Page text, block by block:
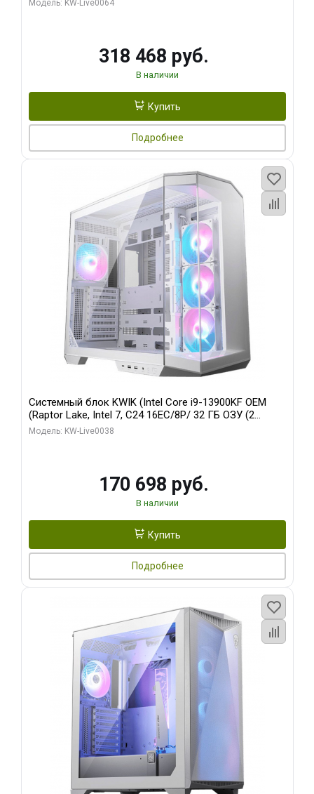
Модель: KW-Live0064
318 468 руб.
В наличии
Купить
Подробнее
Системный блок KWIK (Intel Core i9-13900KF OEM
(Raptor Lake, Intel 7, C24 16EC/8P/ 32 ГБ ОЗУ (2
модуля)/ Gigabyte RX9070XT GAMING OC 16GB GDDR6
Модель: KW-Live0038
170 698 руб.
В наличии
Купить
Подробнее